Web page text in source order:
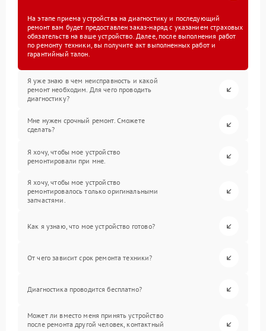
На этапе приема устройства на диагностику и последующий
ремонт вам будет предоставлен заказ-наряд с указанием страховых
обязательств на ваше устройство. Далее, после выполнения работ
по ремонту техники, вы получите акт выполненных работ и
гарантийный талон.
Я уже знаю в чем неисправность и какой
ремонт необходим. Для чего проводить
диагностику?
Мне нужен срочный ремонт. Сможете
сделать?
Я хочу, чтобы мое устройство
ремонтировали при мне.
Я хочу, чтобы мое устройство
ремонтировалось только оригинальными
запчастями.
Как я узнаю, что мое устройство готово?
От чего зависит срок ремонта техники?
Диагностика проводится бесплатно?
Может ли вместо меня принять устройство
после ремонта другой человек, контактный